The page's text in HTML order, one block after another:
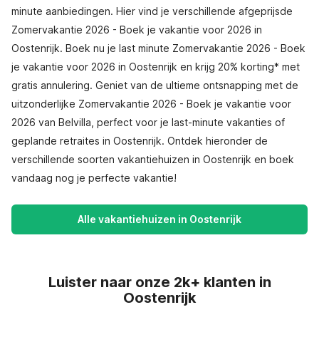
minute aanbiedingen. Hier vind je verschillende afgeprijsde
Zomervakantie 2026 - Boek je vakantie voor 2026 in
Oostenrijk. Boek nu je last minute Zomervakantie 2026 - Boek
je vakantie voor 2026 in Oostenrijk en krijg 20% korting* met
gratis annulering. Geniet van de ultieme ontsnapping met de
uitzonderlijke Zomervakantie 2026 - Boek je vakantie voor
2026 van Belvilla, perfect voor je last-minute vakanties of
geplande retraites in Oostenrijk. Ontdek hieronder de
verschillende soorten vakantiehuizen in Oostenrijk en boek
vandaag nog je perfecte vakantie!
Alle vakantiehuizen in Oostenrijk
Luister naar onze 2k+ klanten in
Oostenrijk